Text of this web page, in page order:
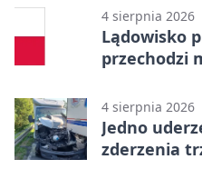
4 sierpnia 2026
Lądowisko
przechodzi
4 sierpnia 2026
Jedno
zderzenia